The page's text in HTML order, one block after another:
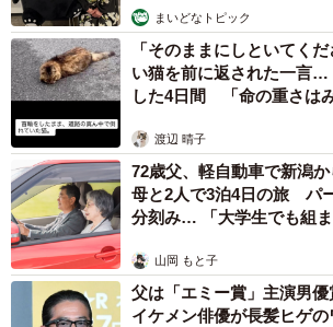
まいどなトピック
「そのままにしといてく
い猫を前に返された一言
した4日間 「命の重さは
渡辺 晴子
72歳父、軽自動車で新潟
母と2人で3泊4日の旅 パ
分刻み… 「大学生でも組ま
山岡 もと子
父は「エミー賞」主演男
イケメン俳優が長髪ヒゲ